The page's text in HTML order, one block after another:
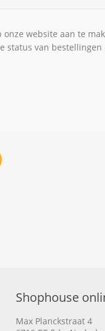
onze website aan te
status van
Shophouse
Max Planckstraat 4